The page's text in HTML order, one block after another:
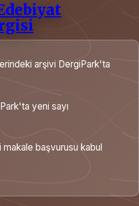
arşivi DergiPark'ta
yeni sayı
başvurusu kabul